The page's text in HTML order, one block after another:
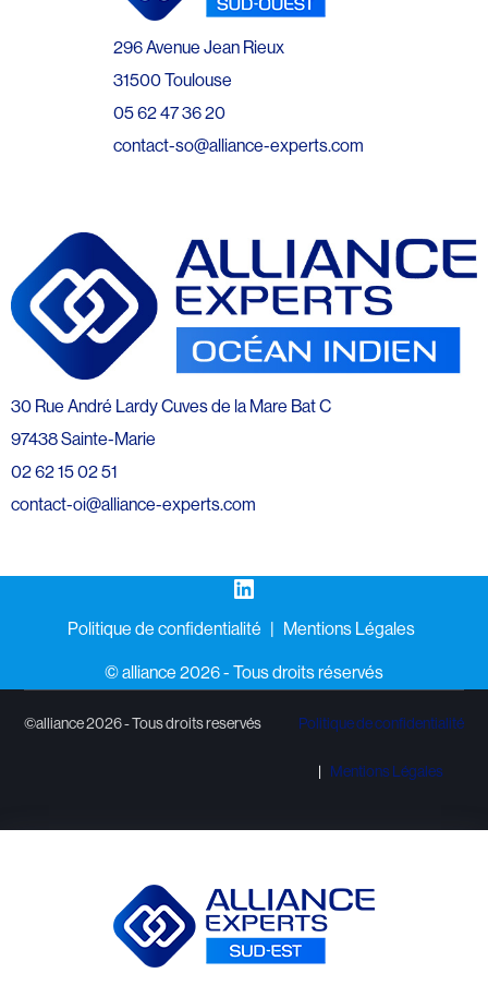
296 Avenue Jean Rieux
31500 Toulouse
05 62 47 36 20
contact-so@alliance-experts.com
30 Rue André Lardy Cuves de la Mare Bat C
97438 Sainte-Marie
02 62 15 02 51
contact-oi@alliance-experts.com
LinkedIn
Politique de confidentialité Mentions Légales
©️ alliance 2026 - Tous droits réservés
©alliance 2026 - Tous droits reservés Politique de confidentialité
Mentions Légales